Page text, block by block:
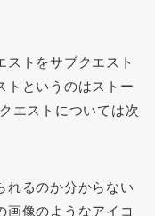
ストをサブクエスト
トというのはストー
エストについては次
れるのか分からない
画像のようなアイコ